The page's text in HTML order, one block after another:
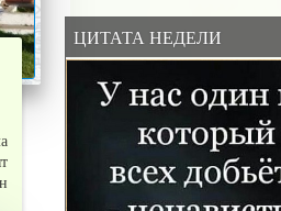
ЦИТАТА НЕДЕЛИ